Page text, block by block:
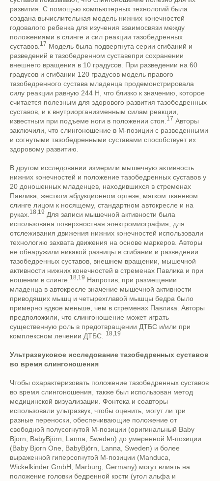
развития. С помощью компьютерных технологий была
создана вычислительная модель нижних конечностей
годовалого ребенка для изучения взаимосвязи между
положениями в слинге и сил реакции тазобедренных
суставов.17 Модель была подвергнута серии сгибаний и
разведений в тазобедренном суставепри сохранении
внешнего вращения в 10 градусов. При разведении на 60
градусов и сгибании 120 градусов модель правого
тазобедренного сустава младенца продемонстрировала
силу реакции равную 244 Н, что близко к значению, которое
считается полезным для здорового развития тазобедренных
суставов, и к внутриорганизменным силам реакции,
известным при подъеме ноги в положении стоя.17 Авторы
заключили, что слингоношение в М-позиции с разведенными
и согнутыми тазобедренными суставами способствует их
здоровому развитию.
В другом исследовании измерили мышечную активность
нижних конечностей и положение тазобедренных суставов у
20 доношенных младенцев, находившихся в стременах
Павлика, жестком абдукционном ортезе, мягком тканевом
слинге лицом к носящему, стандартном автокресле и на
руках.18,19 Для записи мышечной активности была
использована поверхностная электромиография, для
отслеживания движения нижних конечностей использовали
технологию захвата движения на основе маркеров. Авторы
не обнаружили никакой разницы в сгибании и разведении
тазобедренных суставов, внешнем вращении, мышечной
активности нижних конечностей в стременах Павлика и при
ношении в слинге.18,19 Напротив, при размещении
младенца в автокресле значение мышечной активности
приводящих мышц и четырехглавой мышцы бедра было
примерно вдвое меньше, чем в стременах Павлика. Авторы
предположили, что слингоношение может играть
существенную роль в предотвращении ДТБС и/или при
комплексном лечении ДТБС. 18,19
Ультразвуковое исследование тазобедренных суставов
во время слингоношения
Чтобы охарактеризовать положение тазобедренных суставов
во время слингоношения, также был использован метод
медицинской визуализации. Фонтека и соавторы
использовали ультразвук, чтобы оценить, могут ли три
разные переноски, обеспечивающие положение от
свободной полусогнутой М-позиции (оригинальный Baby
Bjorn, BabyBjörn, Lanna, Sweden) до умеренной М-позиции
(Baby Bjorn One, BabyBjörn, Lanna, Sweden) и более
выраженной гиперсогнутой М-позиции (Manduca,
Wickelkinder GmbH, Marburg, Germany) могут влиять на
положение головки бедренной кости (угол альфа и